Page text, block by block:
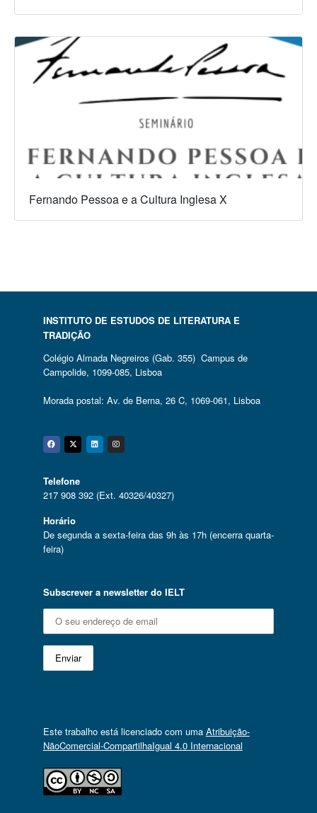
Fernando Pessoa e a Cultura Inglesa X
INSTITUTO DE ESTUDOS DE LITERATURA E
TRADIÇÃO
Colégio Almada Negreiros (Gab. 355) Campus de
Campolide, 1099-085, Lisboa
Morada postal: Av. de Berna, 26 C, 1069-061, Lisboa
Facebook
Twitter
Linkedin
Instagram
Telefone
217 908 392 (Ext. 40326/40327)
Horário
De segunda a sexta-feira das 9h às 17h (encerra quarta-
feira)
Subscrever a newsletter do IELT
Este trabalho está licenciado com uma Atribuição-
NãoComercial-CompartilhaIgual 4.0 Internacional